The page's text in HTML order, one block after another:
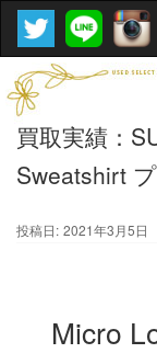
買取実績：
Sweatshirt
投稿日: 2021年3月5日
Micro